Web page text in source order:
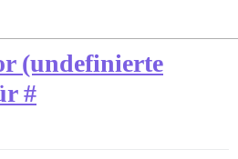
Methode `id' für #